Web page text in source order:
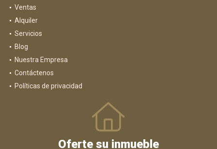
Ventas
Alquiler
Servicios
Blog
Nuestra Empresa
Contáctenos
Políticas de privacidad
Oferte su inmueble